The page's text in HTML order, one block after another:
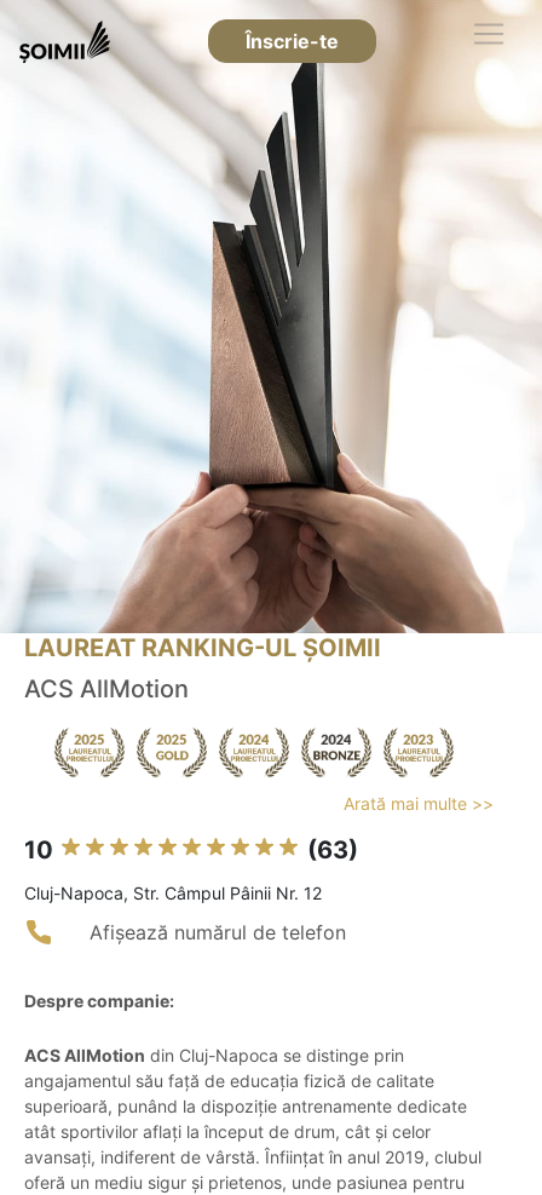
Înscrie-te
LAUREAT RANKING-UL ȘOIMII
ACS AllMotion
Arată mai multe >>
10 (63)
Cluj-Napoca, Str. Câmpul Pâinii Nr. 12
Afișează numărul de telefon
Despre companie:
ACS AllMotion din Cluj-Napoca se distinge prin
angajamentul său față de educația fizică de calitate
superioară, punând la dispoziție antrenamente dedicate
atât sportivilor aflați la început de drum, cât și celor
avansați, indiferent de vârstă. Înființat în anul 2019, clubul
oferă un mediu sigur și prietenos, unde pasiunea pentru